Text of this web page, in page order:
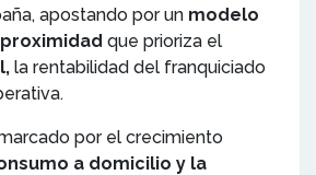
apostando por un modelo
que prioriza el
la rentabilidad del franquiciado
por el crecimiento
a domicilio y la